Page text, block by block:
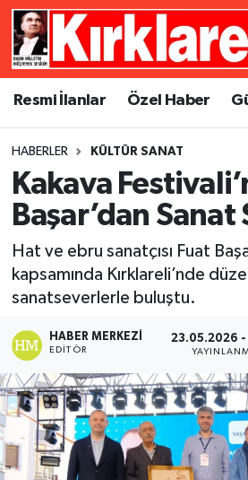
Resmi İlanlar Özel Haber
HABERLER KÜLTÜR SANAT
Kakava
Başar’dan
Hat ve ebru sanatçısı Fuat
kapsamında Kırklareli’nde
sanatseverlerle buluştu.
HABER MERKEZI
EDITÖR
23.05.2026 -
Resmi İlanlar
Gündem
Ekonomi
Siyaset
Spor
Asayiş
Dünya
Eğitim
Kültür Sanat
Magazin
Medya
Sağlık
Künye
Gizlilik Sözleşmesi
Merkez Nöbetçi Eczaneler
Merkez Trafik Yoğunluk
Süper Lig Puan Durumu ve
Tüm Manşetler
Son Dakika Haberleri
Haber Arşivi